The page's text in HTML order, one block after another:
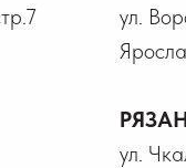
ул.
ул.